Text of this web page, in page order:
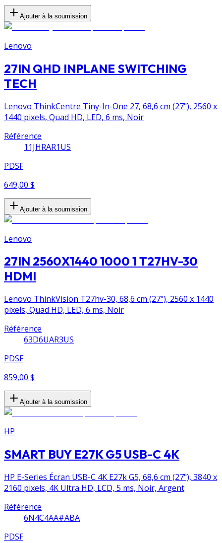
Ajouter à la soumission
Lenovo
27IN QHD INPLANE SWITCHING
TECH
Lenovo ThinkCentre Tiny-In-One 27, 68,6 cm (27"), 2560 x
1440 pixels, Quad HD, LED, 6 ms, Noir
Référence
11JHRAR1US
PDSF
649,00 $
Ajouter à la soumission
Lenovo
27IN 2560X1440 1000 1 T27HV-30
HDMI
Lenovo ThinkVision T27hv-30, 68,6 cm (27"), 2560 x 1440
pixels, Quad HD, LED, 6 ms, Noir
Référence
63D6UAR3US
PDSF
859,00 $
Ajouter à la soumission
HP
SMART BUY E27K G5 USB-C 4K
HP E-Series Écran USB-C 4K E27k G5, 68,6 cm (27"), 3840 x
2160 pixels, 4K Ultra HD, LCD, 5 ms, Noir, Argent
Référence
6N4C4AA#ABA
PDSF